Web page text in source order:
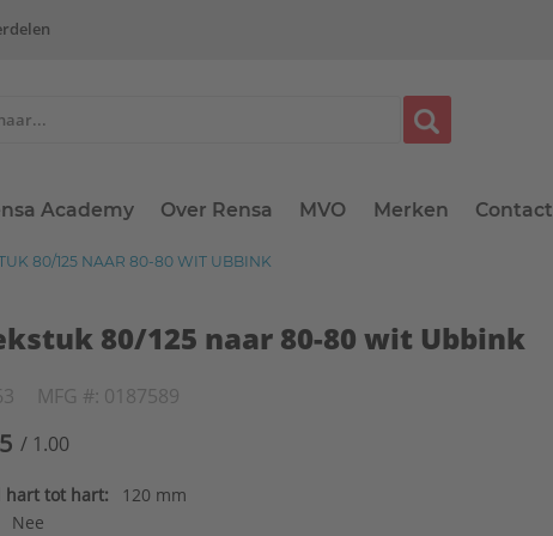
Academy Over Rensa MVO Merken Contact
80/125 NAAR 80-80 WIT UBBINK
80/125 naar 80-80 wit Ubbink
MFG #: 0187589
/ 1.00
hart tot hart:
120 mm
Nee